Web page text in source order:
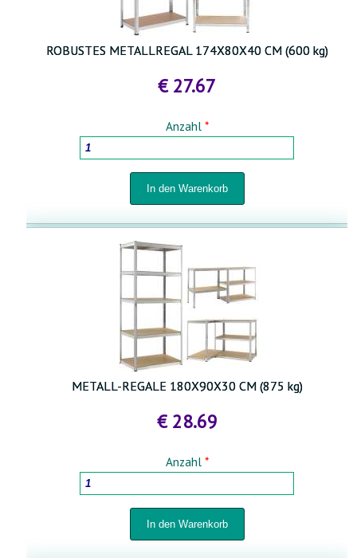
ROBUSTES METALLREGAL 174X80X40 CM (600 kg)
€ 27.67
Anzahl *
METALL-REGALE 180X90X30 CM (875 kg)
€ 28.69
Anzahl *